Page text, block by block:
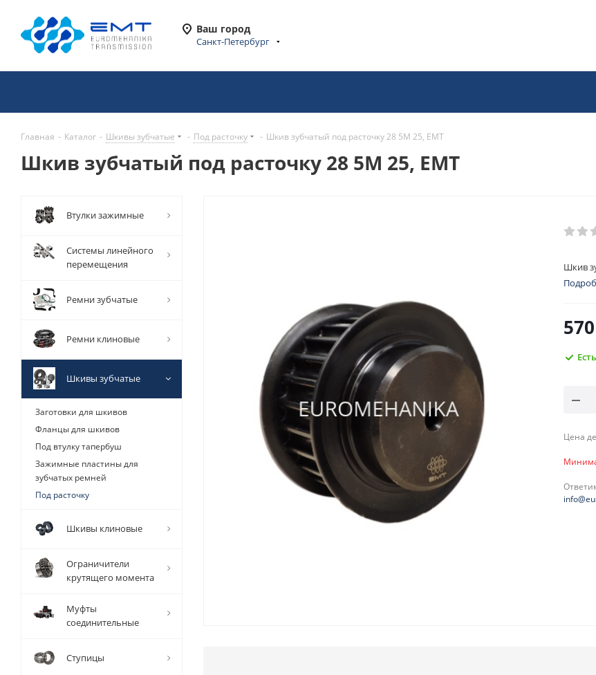
Ваш город
Санкт-Петербург
Главная - Каталог - Шкивы зубчатые - Под расточку - Шкив зубчатый под расточку 28 5M 25, EMT
Шкив зубчатый под расточку 28 5M 25, EMT
Шкив
570
Цена
Втулки зажимные
Системы линейного
перемещения
Ремни зубчатые
Ремни клиновые
Шкивы зубчатые
Заготовки для шкивов
Фланцы для шкивов
Под втулку тапербуш
Зажимные пластины для
зубчатых ремней
Под расточку
Шкивы клиновые
Ограничители
крутящего момента
Муфты
соединительные
Ступицы